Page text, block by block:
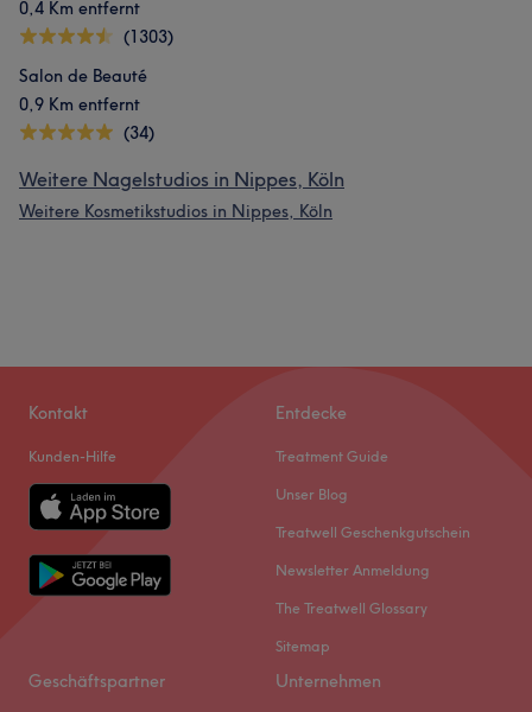
0,4 Km entfernt
(1303)
Salon de Beauté
0,9 Km entfernt
(34)
Weitere Nagelstudios in Nippes, Köln
Weitere Kosmetikstudios in Nippes, Köln
Kontakt
Kunden-Hilfe
Entdecke
Treatment Guide
Unser Blog
Treatwell Geschenkgutschein
Newsletter Anmeldung
The Treatwell Glossary
Sitemap
Geschäftspartner Unternehmen